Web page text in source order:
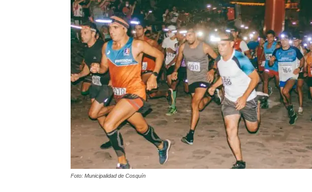
Foto: Municipalidad de Cosquín